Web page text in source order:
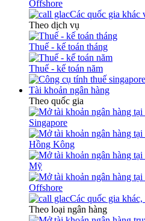
Offshore
Các quốc gia khác
Theo dịch vụ
Thuế - kế toán tháng
Thuế - kế toán năm
Tài khoản ngân hàng
Theo quốc gia
Singapore
Hồng Kông
Mỹ
Offshore
Các quốc gia
Theo loại ngân hàng